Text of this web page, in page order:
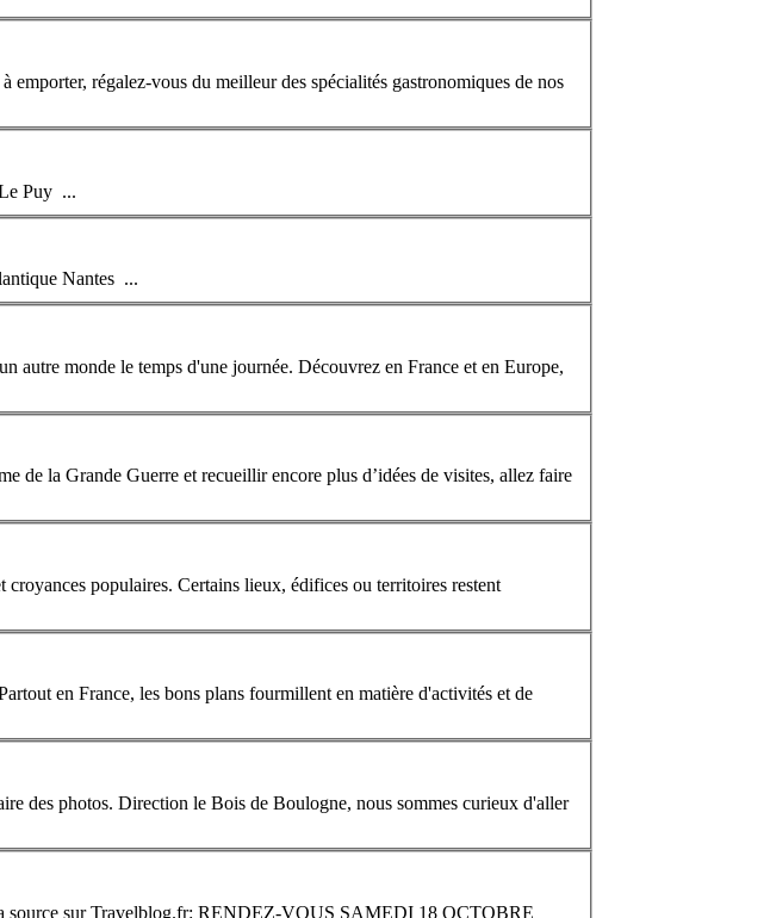
régalez-vous du meilleur des spécialités gastronomiques de nos
Puy ...
Nantes ...
autre monde le temps d'une journée. Découvrez en Franceet en Europe,
de la Grande Guerre et recueillir encore plus d’idées de visites, allez faire
populaires. Certains lieux, édifices ou territoires restent
en France, les bons plans fourmillent en matière d'activités et de
des photos. Direction le Bois de Boulogne, nous sommes curieux d'aller